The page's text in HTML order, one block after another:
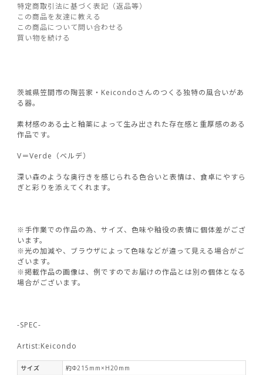
特定商取引法に基づく表記（返品等）
この商品を友達に教える
この商品について問い合わせる
買い物を続ける
茨城県笠間市の陶芸家・Keicondoさんのつくる独特の風合いがあ
る器。
素材感のある土と釉薬によって生み出された存在感と重厚感のある
作品です。
V＝Verde（ベルデ）
深い森のような奥行きを感じられる色合いと表情は、食卓にやすら
ぎと彩りを添えてくれます。
※手作業での作品の為、サイズ、色味や釉役の表情に個体差がござ
います。
※光の加減や、ブラウザによって色味などが違って見える場合がご
ざいます。
※掲載作品の画像は、例ですのでお届けの作品とは別の個体となる
場合がございます。
-SPEC-
Artist:Keicondo
サイズ
約Φ215mm×H20mm